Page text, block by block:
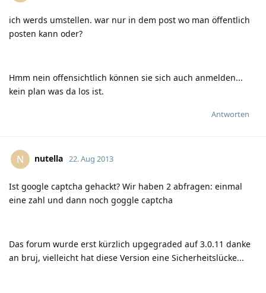
ich werds umstellen. war nur in dem post wo man öffentlich
posten kann oder?
Hmm nein offensichtlich können sie sich auch anmelden...
kein plan was da los ist.
Antworten
N nutella 22. Aug 2013
Ist google captcha gehackt? Wir haben 2 abfragen: einmal
eine zahl und dann noch goggle captcha
Das forum wurde erst kürzlich upgegraded auf 3.0.11 danke
an bruj, vielleicht hat diese Version eine Sicherheitslücke...